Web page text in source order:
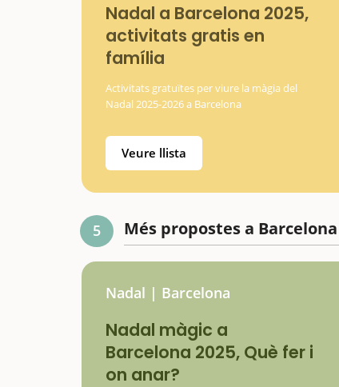
Nadal a Barcelona 2025,
activitats gratis en
família
Activitats gratuïtes per viure la màgia del
Nadal 2025-2026 a Barcelona
Veure llista
5 Més propostes a Barcelona
Nadal | Barcelona
Nadal màgic a
Barcelona 2025, Què fer i
on anar?